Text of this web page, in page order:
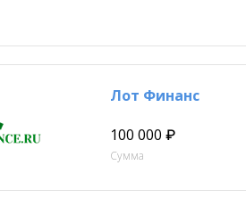
Лот Финанс
100 000 ₽
Сумма